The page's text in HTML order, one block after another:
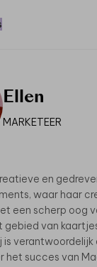
Ellen
MARKETEER
en
waar haar
een scherp oog
gebied van
is verantwoordelijk
het succes van